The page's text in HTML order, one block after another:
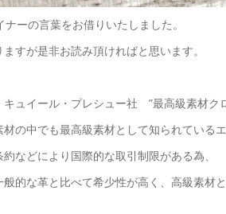
ナーの言葉をお借りいたしました。
すが是非お読み頂ければと思います。
キュイール・プレシュー社 ”最高級素材ク
の中でも最高級素材として知られている
などにより国際的な取引制限がある為、
的な革と比べて希少性が高く、高級素材